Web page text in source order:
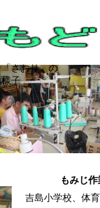
「さおり」の
様子
もみじ
吉島小学校、体